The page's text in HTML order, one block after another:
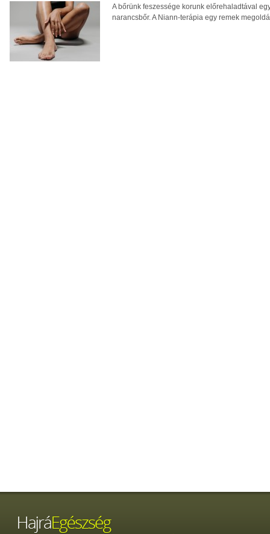
A bőrünk feszessége korunk előrehaladtával
narancsbőr. A Niann-terápia egy remek